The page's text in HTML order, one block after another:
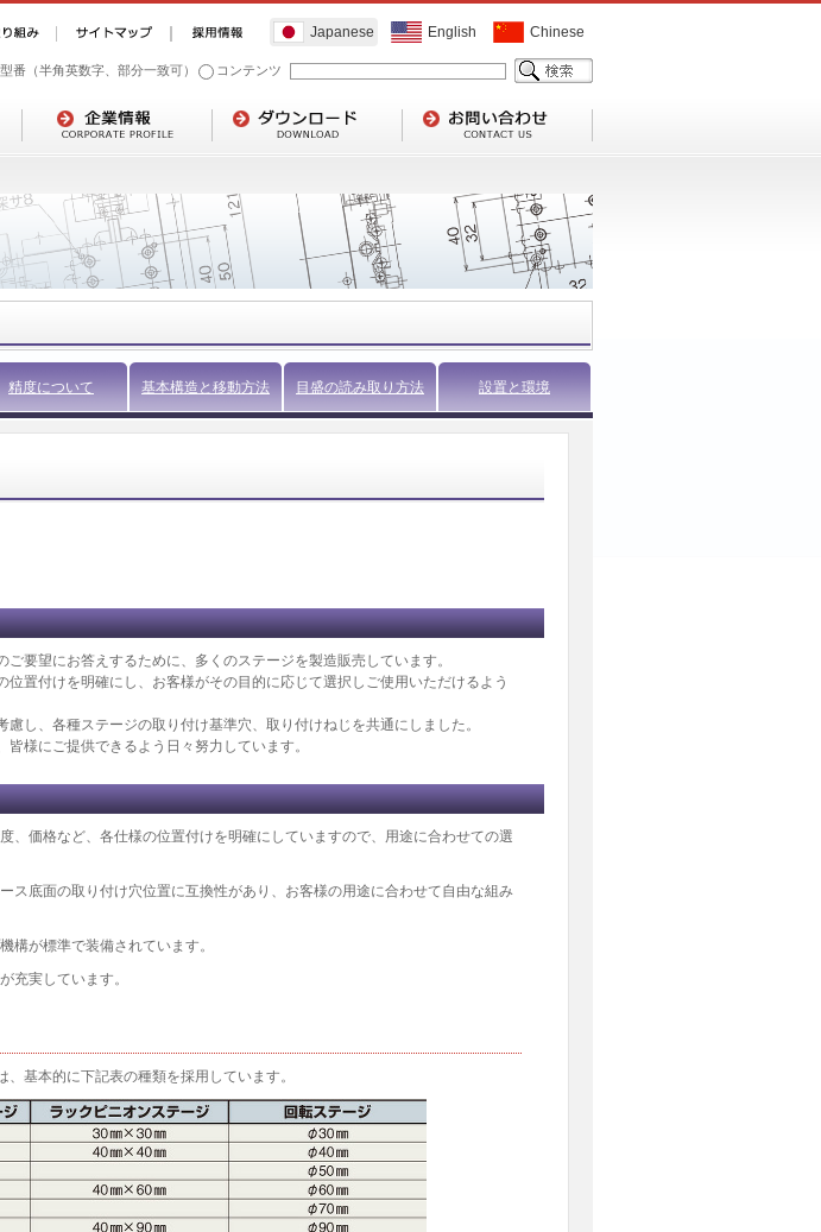
Japanese English Chinese
型番（半角英数字、部分一致可） コンテンツ
精度について 基本構造と移動方法 目盛の読み取り方法 設置と環境
要望にお答えするために、多くのステージを製造販売しています。
位置付けを明確にし、お客様がその目的に応じて選択しご使用いただけるよう
し、各種ステージの取り付け基準穴、取り付けねじを共通にしました。
様にご提供できるよう日々努力しています。
、価格など、各仕様の位置付けを明確にしていますので、用途に合わせての選
ス底面の取り付け穴位置に互換性があり、お客様の用途に合わせて自由な組み
構が標準で装備されています。
充実しています。
基本的に下記表の種類を採用しています。